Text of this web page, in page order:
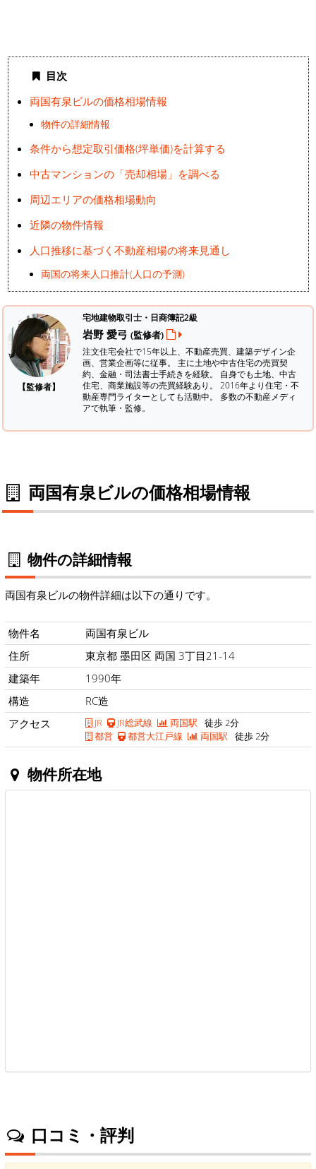
目次
両国有泉ビルの価格相場情報
物件の詳細情報
条件から想定取引価格(坪単価)を計算する
中古マンションの「売却相場」を調べる
周辺エリアの価格相場動向
近隣の物件情報
人口推移に基づく不動産相場の将来見通し
両国の将来人口推計(人口の予測)
【監修者】
宅地建物取引士・日商簿記2級
岩野 愛弓 (監修者)
注文住宅会社で15年以上、不動産売買、建築デザイン企
画、営業企画等に従事。 主に土地や中古住宅の売買契
約、金融・司法書士手続きを経験。 自身でも土地、中古
住宅、商業施設等の売買経験あり。 2016年より住宅・不
動産専門ライターとしても活動中。 多数の不動産メディ
アで執筆・監修。
両国有泉ビルの価格相場情報
物件の詳細情報
両国有泉ビルの物件詳細は以下の通りです。
物件名
両国有泉ビル
住所
東京都 墨田区 両国 3丁目21-14
建築年
1990年
構造
RC造
アクセス
JR JR総武線 両国駅 徒歩 2分
都営
都営大江戸線 両国駅 徒歩 2分
物件所在地
口コミ・評判